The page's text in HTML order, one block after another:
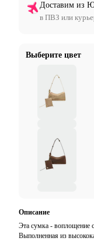
Доставим из
в ПВЗ или
Выберите цвет
Описание
Эта сумка - воплощение
Выполненная из